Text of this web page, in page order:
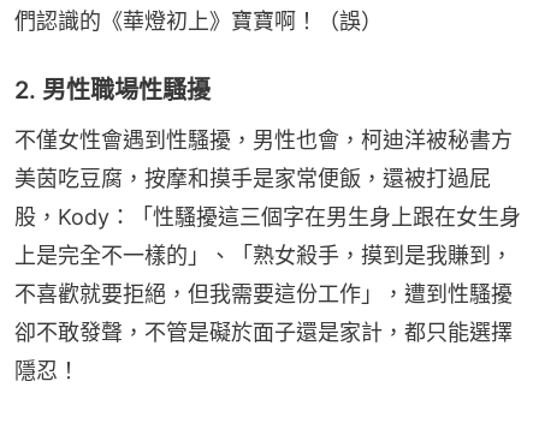
們認識的《華燈初上》寶寶啊！（誤）
2. 男性職場性騷擾
不僅女性會遇到性騷擾，男性也會，柯迪洋被秘書方
美茵吃豆腐，按摩和摸手是家常便飯，還被打過屁
股，Kody：「性騷擾這三個字在男生身上跟在女生身
上是完全不一樣的」、「熟女殺手，摸到是我賺到，
不喜歡就要拒絕，但我需要這份工作」，遭到性騷擾
卻不敢發聲，不管是礙於面子還是家計，都只能選擇
隱忍！